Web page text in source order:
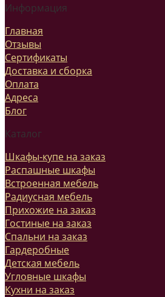
Информация
Главная
Отзывы
Сертификаты
Доставка и сборка
Оплата
Адреса
Блог
Каталог
Шкафы-купе на заказ
Распашные шкафы
Встроенная мебель
Радиусная мебель
Прихожие на заказ
Гостиные на заказ
Спальни на заказ
Гардеробные
Детская мебель
Угловные шкафы
Кухни на заказ